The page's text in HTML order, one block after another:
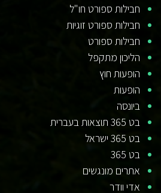
חבילות ספורט חו"ל
חבילות ספורט זוגיות
חבילות ספורט
הליכון מתקפל
הופעות חוץ
הופעות
ביונסה
בט 365 תוצאות בעברית
בט 365 ישראל
בט 365
אתרים מונגשים
אדי וודר